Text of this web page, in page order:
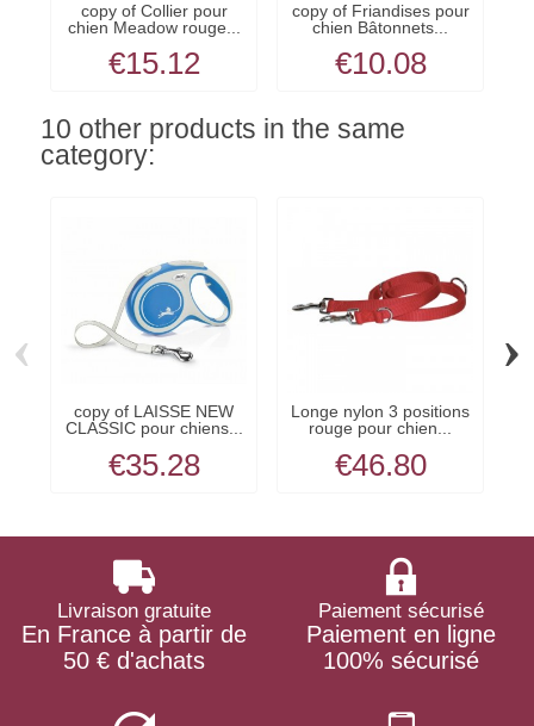
copy of Collier pour
chien Meadow rouge...
€15.12
copy of Friandises pour
chien Bâtonnets...
€10.08
10 other products in the same
category:
copy of LAISSE NEW
CLASSIC pour chiens...
€35.28
Longe nylon 3 positions
rouge pour chien...
€46.80
‹ ›
Livraison gratuite
En France à partir de
50 € d'achats
Paiement sécurisé
Paiement en ligne
100% sécurisé